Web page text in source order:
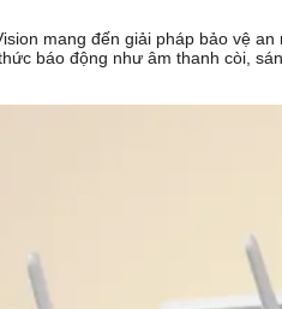
mang đến giải pháp bảo vệ
báo động như âm thanh còi,